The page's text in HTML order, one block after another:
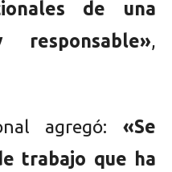
de una
,
agregó: «Se
trabajo que ha